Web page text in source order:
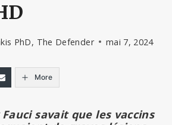
PhD, The Defender mai 7, 2024
More
savait que les vaccins